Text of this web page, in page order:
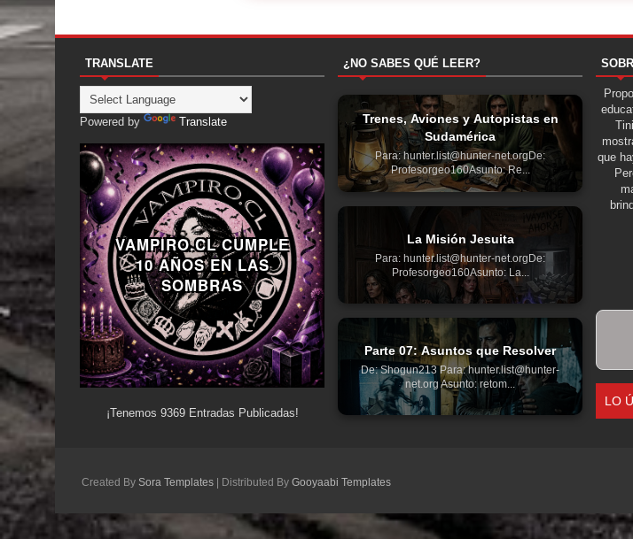
TRANSLATE
Powered by Translate
VAMPIRO.CL CUMPLE
10 AÑOS EN LAS
SOMBRAS
¡Tenemos 9369Entradas Publicadas!
¿NO SABES QUÉ LEER?
Trenes, Aviones y Autopistas en
Sudamérica
Para: hunter.list@hunter-net.orgDe:
Profesorgeo160Asunto: Re...
La Misión Jesuita
Para: hunter.list@hunter-net.orgDe:
Profesorgeo160Asunto: La...
Parte 07: Asuntos que Resolver
De: Shogun213 Para: hunter.list@hunter-
net.org Asunto: retom...
que
LO
Created By Sora Templates | Distributed By Gooyaabi Templates